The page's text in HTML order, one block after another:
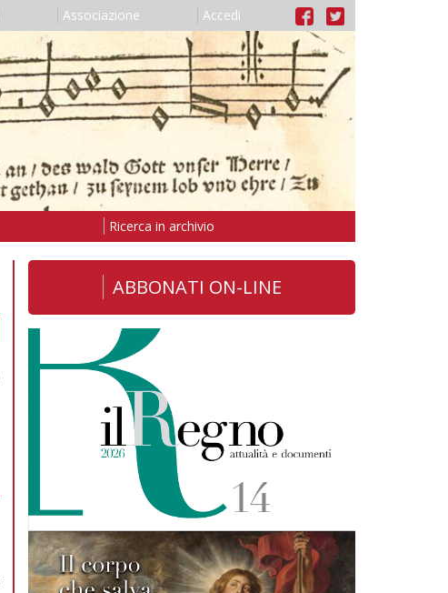
Associazione Accedi
Ricerca in archivio
ABBONATI ON-LINE